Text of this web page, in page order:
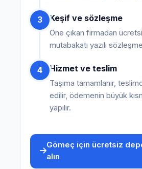
3 Keşif ve sözleşme
Öne çıkan firmadan
mutabakatı yazılı
4 Hizmet ve teslim
Taşıma tamamlanır,
edilir, ödemenin büyük
yapılır.
Gömeç için ücretsiz
alın